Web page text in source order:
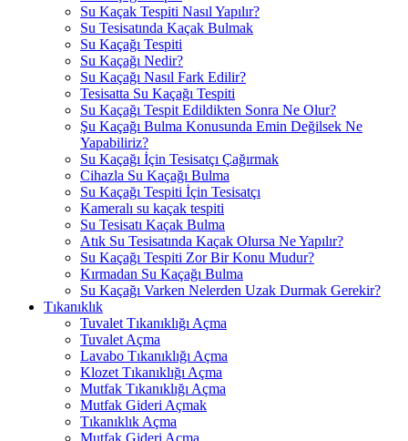
Su Kaçak Tespiti Nasıl Yapılır?
Su Tesisatında Kaçak Bulmak
Su Kaçağı Tespiti
Su Kaçağı Nedir?
Su Kaçağı Nasıl Fark Edilir?
Tesisatta Su Kaçağı Tespiti
Su Kaçağı Tespit Edildikten Sonra Ne Olur?
Şu Kaçağı Bulma Konusunda Emin Değilsek Ne
Yapabiliriz?
Su Kaçağı İçin Tesisatçı Çağırmak
Cihazla Su Kaçağı Bulma
Su Kaçağı Tespiti İçin Tesisatçı
Kameralı su kaçak tespiti
Su Tesisatı Kaçak Bulma
Atık Su Tesisatında Kaçak Olursa Ne Yapılır?
Su Kaçağı Tespiti Zor Bir Konu Mudur?
Kırmadan Su Kaçağı Bulma
Su Kaçağı Varken Nelerden Uzak Durmak Gerekir?
Tıkanıklık
Tuvalet Tıkanıklığı Açma
Tuvalet Açma
Lavabo Tıkanıklığı Açma
Klozet Tıkanıklığı Açma
Mutfak Tıkanıklığı Açma
Mutfak Gideri Açmak
Tıkanıklık Açma
Mutfak Gideri Açma